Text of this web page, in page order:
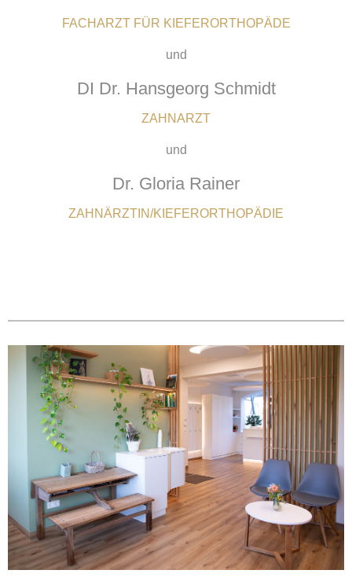
FACHARZT FÜR KIEFERORTHOPÄDE
und
DI Dr. Hansgeorg Schmidt
ZAHNARZT
und
Dr. Gloria Rainer
ZAHNÄRZTIN/KIEFERORTHOPÄDIE